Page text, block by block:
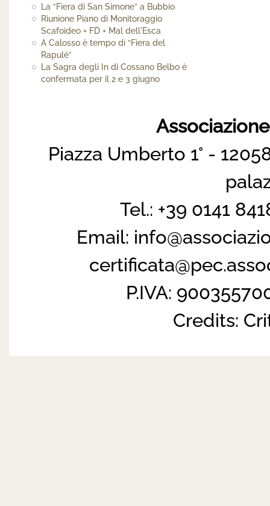
La “Fiera di San Simone” a Bubbio
Riunione Piano di Monitoraggio
Scafoideo + FD + Mal dell'Esca
A Calosso è tempo di “Fiera del
Rapulé”
La Sagra degli In di Cossano Belbo è
confermata per il 2 e 3 giugno
Piazza Umberto 1° -
Tel.: +39 0141
Email:
P.IVA:
Credits: